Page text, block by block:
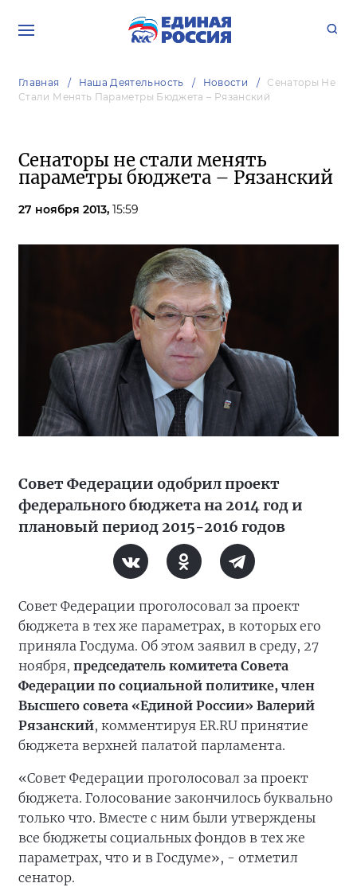
Главная Наша Деятельность Новости
Сенаторы Не
Стали Менять Параметры Бюджета – Рязанский
Сенаторы не стали менять
параметры бюджета – Рязанский
27 ноября 2013, 15:59
Совет Федерации одобрил проект
федерального бюджета на 2014 год и
плановый период 2015-2016 годов
Совет Федерации проголосовал за проект
бюджета в тех же параметрах, в которых его
приняла Госдума. Об этом заявил в среду, 27
ноября, председатель комитета Совета
Федерации по социальной политике, член
Высшего совета «Единой России» Валерий
Рязанский, комментируя ER.RU принятие
бюджета верхней палатой парламента.
«Совет Федерации проголосовал за проект
бюджета. Голосование закончилось буквально
только что. Вместе с ним были утверждены
все бюджеты социальных фондов в тех же
параметрах, что и в Госдуме», - отметил
сенатор.